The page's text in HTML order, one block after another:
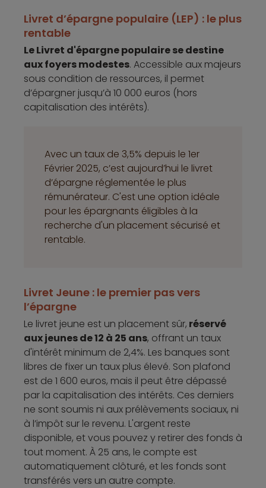
Livret d’épargne populaire (LEP) : le plus
rentable
Le Livret d'épargne populaire se destine
aux foyers modestes. Accessible aux majeurs
sous condition de ressources, il permet
d’épargner jusqu’à 10 000 euros (hors
capitalisation des intérêts).
Avec un taux de 3,5% depuis le 1er
Février 2025, c’est aujourd’hui le livret
d’épargne réglementée le plus
rémunérateur. C'est une option idéale
pour les épargnants éligibles à la
recherche d'un placement sécurisé et
rentable.
Livret Jeune : le premier pas vers
l’épargne
Le livret jeune est un placement sûr, réservé
aux jeunes de 12 à 25 ans, offrant un taux
d'intérêt minimum de 2,4%. Les banques sont
libres de fixer un taux plus élevé. Son plafond
est de 1 600 euros, mais il peut être dépassé
par la capitalisation des intérêts. Ces derniers
ne sont soumis ni aux prélèvements sociaux, ni
à l’impôt sur le revenu. L'argent reste
disponible, et vous pouvez y retirer des fonds à
tout moment. À 25 ans, le compte est
automatiquement clôturé, et les fonds sont
transférés vers un autre compte.